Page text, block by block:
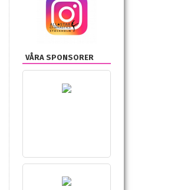
VÅRA SPONSORER